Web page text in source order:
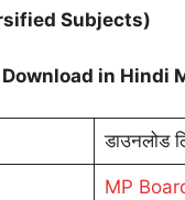
Subjects)
in Hindi
डाउनलोड
MP